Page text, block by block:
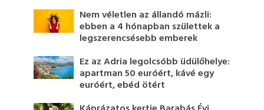
Nem véletlen az állandó mázli:
ebben a 4 hónapban születtek a
legszerencsésebb emberek
Ez az Adria legolcsóbb üdülőhelye:
apartman 50 euróért, kávé egy
euróért, ebéd ötért